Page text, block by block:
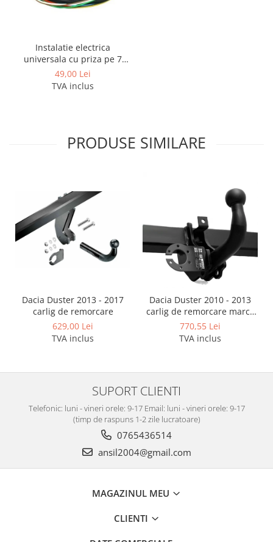
Instalatie electrica
universala cu priza pe 7
pini
49,00 Lei
TVA inclus
PRODUSE SIMILARE
Dacia Duster 2013 - 2017
carlig de remorcare
629,00 Lei
TVA inclus
Dacia Duster 2010 - 2013
carlig de remorcare marca
Autohak
770,55 Lei
TVA inclus
SUPORT CLIENTI
Telefonic: luni - vineri orele: 9-17 Email: luni - vineri orele: 9-17
(timp de raspuns 1-2 zile lucratoare)
0765436514
ansil2004@gmail.com
MAGAZINUL MEU
CLIENTI